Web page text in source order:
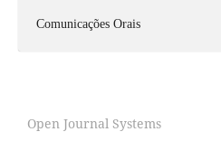
Comunicações Orais
Open Journal Systems